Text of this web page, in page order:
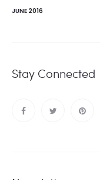
JUNE 2016
Stay Connected